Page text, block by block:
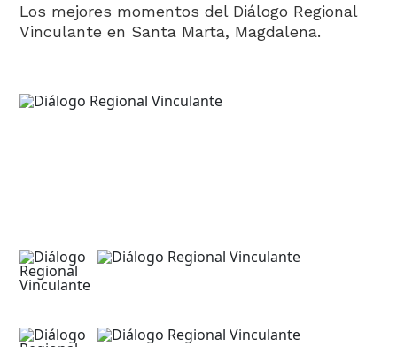
Los mejores momentos del Diálogo Regional
Vinculante en Santa Marta, Magdalena.​